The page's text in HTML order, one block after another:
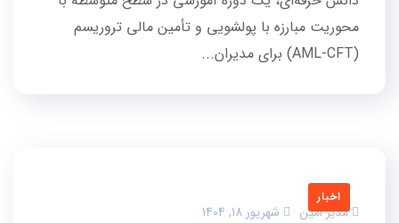
محوریت مبارزه با پولشویی و تأمین مالی تروریسم
(AML-CFT) برای مدیران...
اخبار
مدیر امین شهریور 18, 1404